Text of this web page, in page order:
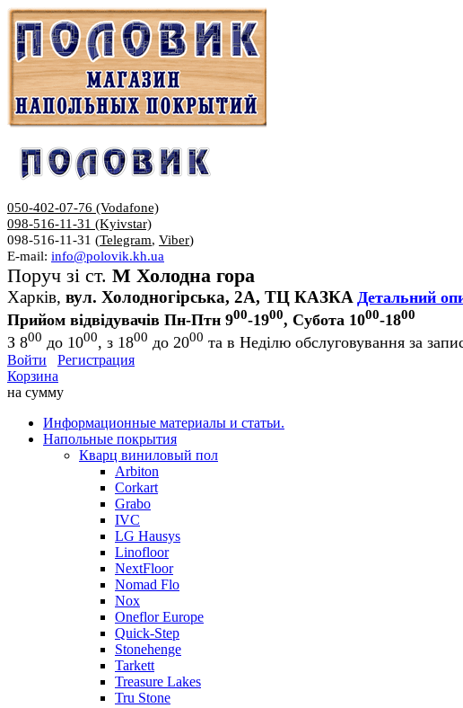
050-402-07-76 (Vodafone)
098-516-11-31 (Kyivstar)
098-516-11-31 (Telegram, Viber)
E-mail: info@polovik.kh.ua
Поруч зі ст. М Холодна гора
Харків, вул. Холодногірська, 2А, ТЦ КАЗКА Детальний
Прийом відвідувачів Пн-Птн 900-1900, Субота 1000-1800
З 800 до 1000, з 1800 до 2000 та в Неділю обслуговування за
Войти
Регистрация
Корзина
на сумму
Информационные материалы и статьи.
Напольные покрытия
Кварц виниловый пол
Arbiton
Corkart
Grabo
IVC
LG Hausys
Linofloor
NextFloor
Nomad Flo
Nox
Oneflor Europe
Quick-Step
Stonehenge
Tarkett
Treasure Lakes
Tru Stone